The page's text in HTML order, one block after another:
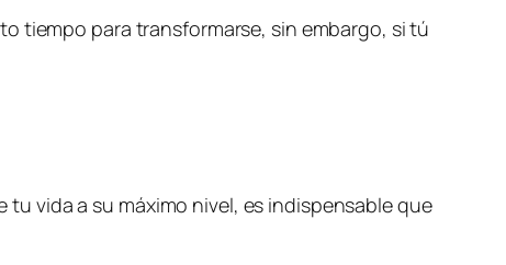
tiempo para transformarse, sin embargo, si tú
vida a su máximo nivel, es indispensable que